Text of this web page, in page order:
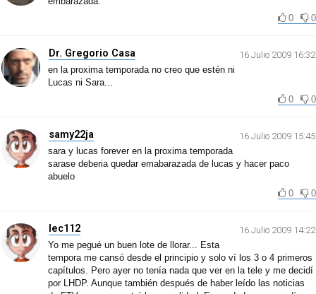
0
0
Dr. Gregorio Casa
16 Julio 2009 16:32
en la proxima temporada no creo que estén ni
Lucas ni Sara...
0
0
samy22ja
16 Julio 2009 15:45
sara y lucas forever en la proxima temporada
sarase deberia quedar emabarazada de lucas y hacer paco
abuelo
0
0
lec112
16 Julio 2009 14:22
Yo me pegué un buen lote de llorar... Esta
tempora me cansó desde el principio y solo ví los 3 o 4 primeros
capítulos. Pero ayer no tenía nada que ver en la tele y me decidí
por LHDP. Aunque también después de haber leído las noticias